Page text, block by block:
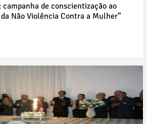
campanha de conscientização ao
Não Violência Contra a Mulher”